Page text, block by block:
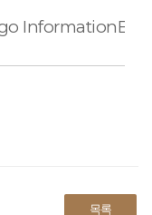
InformationEU
목록